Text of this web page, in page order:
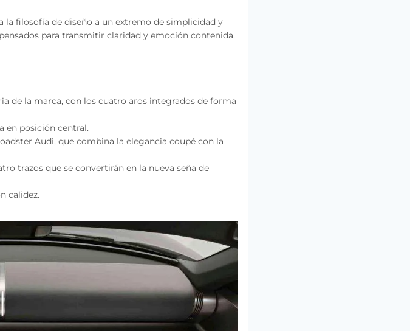
la filosofía de diseño a un extremo de simplicidad y
para transmitir claridad y emoción contenida.
de la marca, con los cuatro aros integrados de forma
en posición central.
Audi, que combina la elegancia coupé con la
trazos que se convertirán en la nueva seña de
calidez.